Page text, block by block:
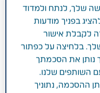
רבים הסיכויים
וההצפה הרגשית
אורן להק וליטל
מסבירים מדוע ומה
נכון
שלך, לנתח ולמדוד
בפניך מודעות
לקבלת אישור
בלחיצה על כפתור
נותן את הסכמתך
השותפים שלנו.
ההסכמה, נתוניך